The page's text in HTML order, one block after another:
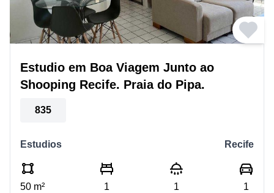
Estudio em Boa Viagem Junto ao
Shooping Recife. Praia do Pipa.
835
Estudios Recife
50 m² 1 1 1